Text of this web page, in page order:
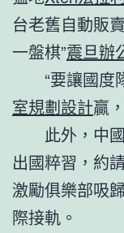
台老舊自動販
一盤棋”震旦辦
“要讓國度
室規劃設計贏
此外，中
出國粹習，約
激勵俱樂部吸
際接軌。